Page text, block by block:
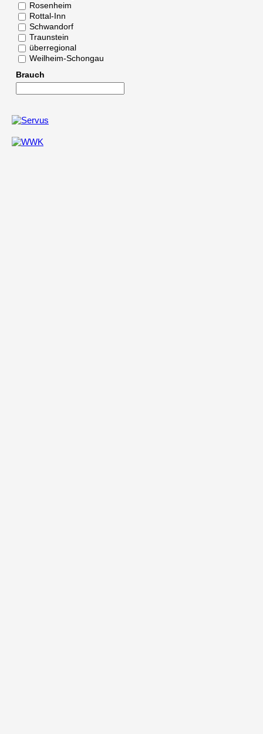
Rosenheim
Rottal-Inn
Schwandorf
Traunstein
überregional
Weilheim-Schongau
Brauch